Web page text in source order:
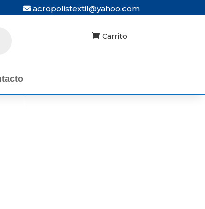
acropolistextil@yahoo.com
 Carrito